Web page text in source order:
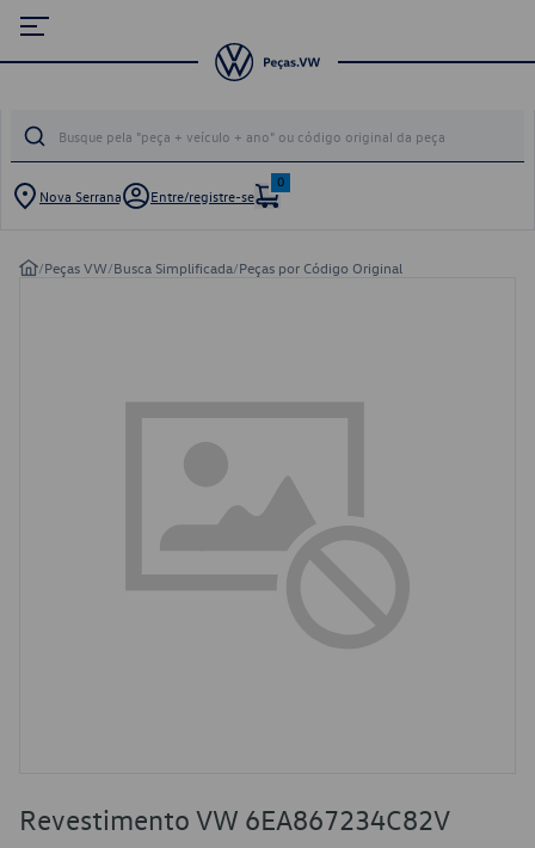
Nova Serrana Entre/registre-se
0
/Peças VW/Busca Simplificada/Peças por Código Original
Revestimento VW 6EA867234C82V